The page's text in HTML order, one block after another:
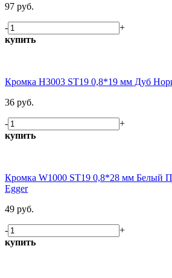
97 руб.
-
+
купить
Кромка H3003 ST19 0,8*19 мм Дуб
36 руб.
-
+
купить
Кромка W1000 ST19 0,8*28 мм Белый
Egger
49 руб.
-
+
купить